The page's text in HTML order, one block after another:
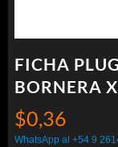
FICHA
BORNERA
$0,36
WhatsApp al +54 9